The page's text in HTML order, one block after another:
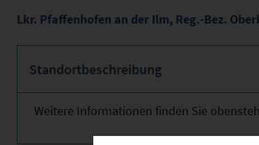
Lkr. Pfaffenhofen an der Ilm, Reg.-Bez.
Standortbeschreibung
Weitere Informationen finden Sie